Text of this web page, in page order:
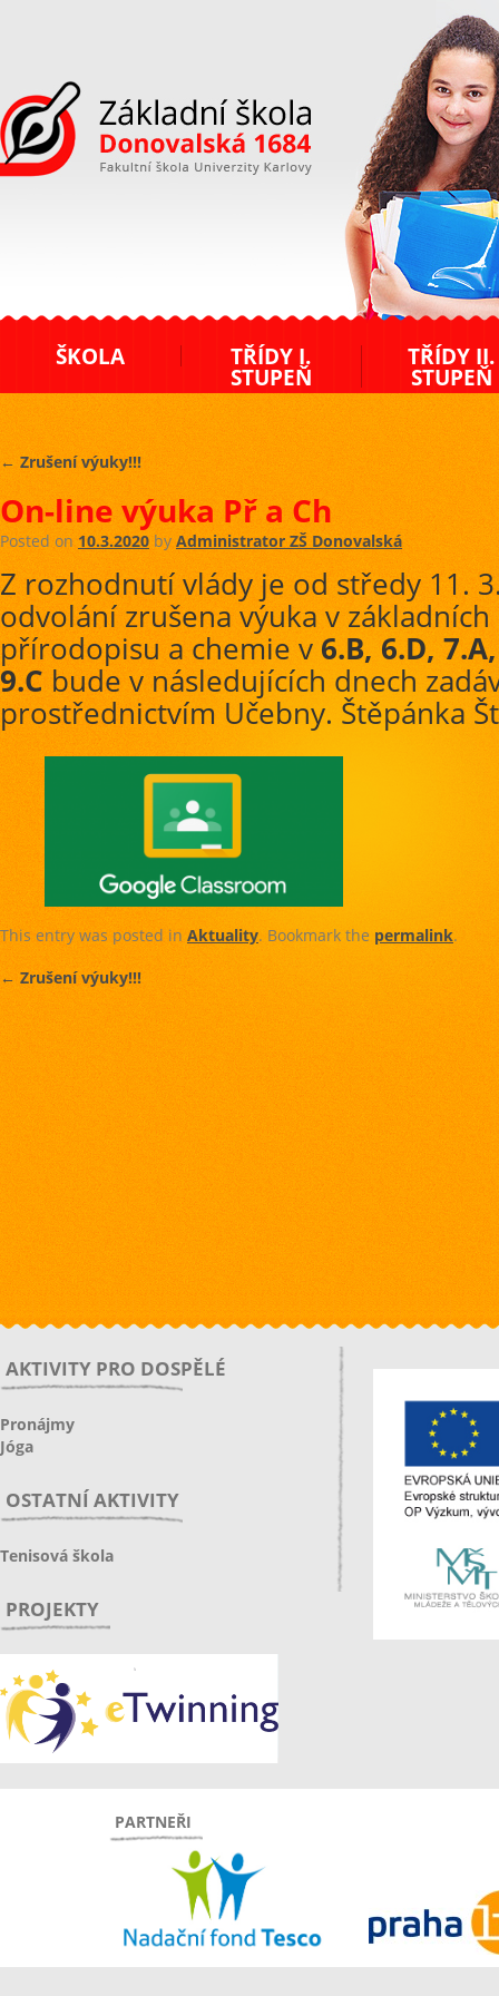
ZŠ Donovalská
ŠKOLA TŘÍDY I.
STUPEŇ
TŘÍDY II.
STUPEŇ
← Zrušení výuky!!!
On-line výuka Př a Ch
Posted on 10.3.2020 by Administrator ZŠ Donovalská
Z rozhodnutí vlády je od středy 11.
odvolání zrušena výuka v základních
přírodopisu a chemie v 6.B, 6.D,
9.C bude v následujících dnech
prostřednictvím Učebny. Štěpánka
This entry was posted in Aktuality. Bookmark the permalink.
← Zrušení výuky!!!
AKTIVITY PRO DOSPĚLÉ
Pronájmy
Jóga
OSTATNÍ AKTIVITY
Tenisová škola
PROJEKTY
PARTNEŘI